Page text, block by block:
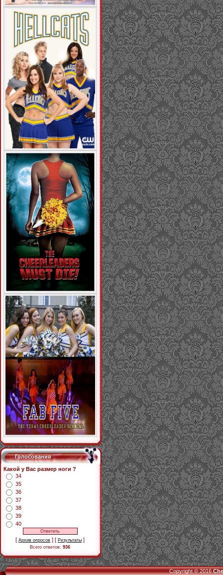
Голосования
Какой у Вас размер ноги ?
34
35
36
37
38
39
40
[ Архив опросов ] [ Результаты ]
Всего ответов: 936
Copyright © 2016